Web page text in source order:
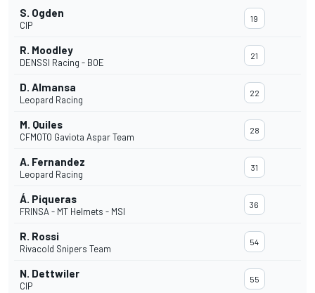
S. Ogden
CIP
19
R. Moodley
DENSSI Racing - BOE
21
D. Almansa
Leopard Racing
22
M. Quiles
CFMOTO Gaviota Aspar Team
28
A. Fernandez
Leopard Racing
31
Á. Piqueras
FRINSA - MT Helmets - MSI
36
R. Rossi
Rivacold Snipers Team
54
N. Dettwiler
CIP
55